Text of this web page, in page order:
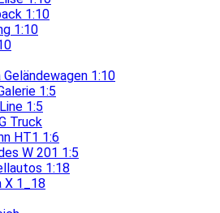
1:10
1:10
Geländewagen 1:10
1:5
1:5
Truck
HT1 1:6
W 201 1:5
1:18
X 1_18